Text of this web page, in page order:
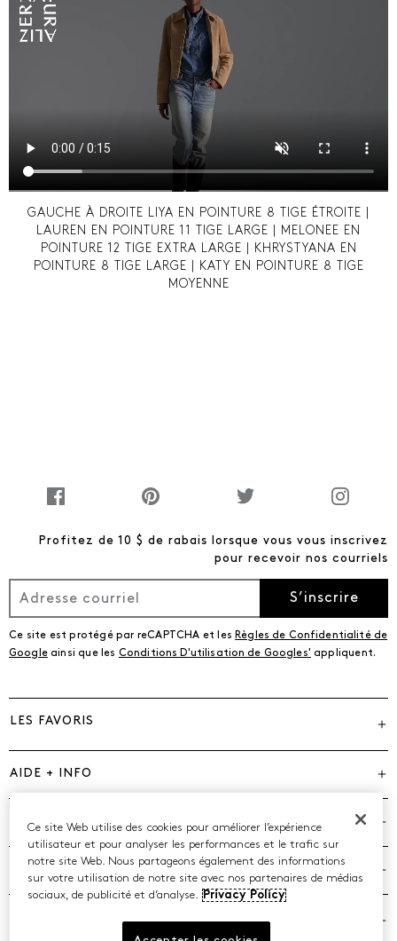
GAUCHE À DROITE LIYA EN POINTURE 8 TIGE ÉTROITE |
LAUREN EN POINTURE 11 TIGE LARGE | MELONEE EN
POINTURE 12 TIGE EXTRA LARGE | KHRYSTYANA EN
POINTURE 8 TIGE LARGE | KATY EN POINTURE 8 TIGE
MOYENNE
Profitez de 10 $ de rabais lorsque vous vous inscrivez
pour recevoir nos courriels
S’inscrire
Ce site est protégé par reCAPTCHA et les Règles de Confidentialité de
Googleainsi que les Conditions D'utilisation de Googles' appliquent.
LES FAVORIS
AIDE + INFO
MARQUES
Ce site Web utilise des cookies pour améliorer l’expérience
utilisateur et pour analyser les performances et le trafic sur
notre site Web. Nous partageons également des informations
sur votre utilisation de notre site avec nos partenaires de médias
sociaux, de publicité et d’analyse. Privacy Policy